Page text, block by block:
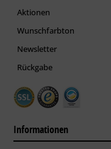
Aktionen
Wunschfarbton
Newsletter
Rückgabe
Informationen